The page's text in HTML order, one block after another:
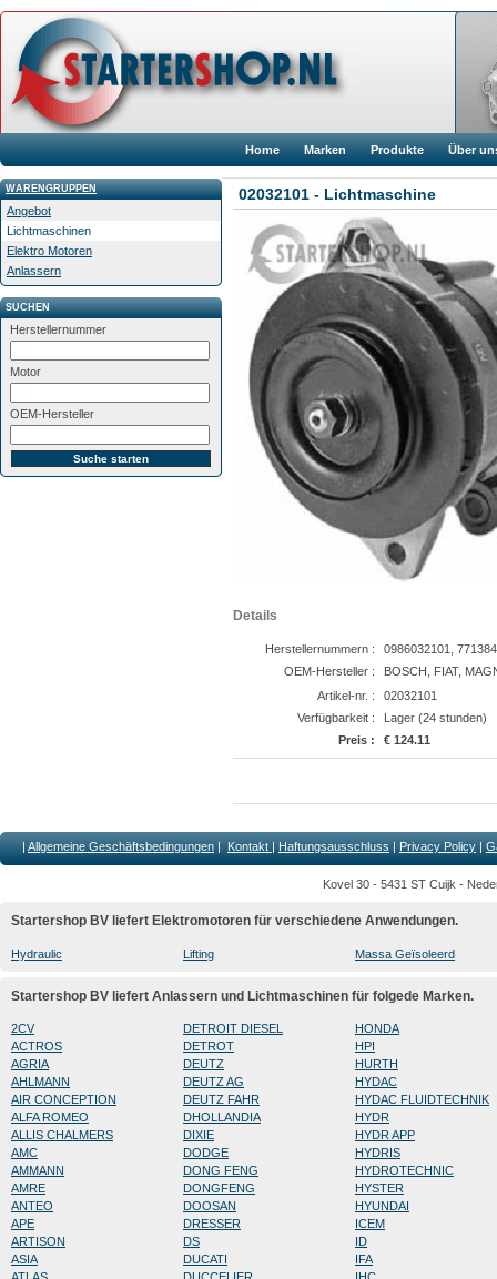
Home Marken Produkte Über
WARENGRUPPEN
Angebot
Lichtmaschinen
Elektro Motoren
Anlassern
SUCHEN
Herstellernummer
Motor
OEM-Hersteller
02032101 - Lichtmaschine
Details
Herstellernummern :
0986032101,
OEM-Hersteller :
BOSCH, FIAT,
Artikel-nr. :
02032101
Verfügbarkeit :
Lager (24 stunden)
Preis :
€ 124.11
| Allgemeine Geschäftsbedingungen | Kontakt | Haftungsausschluss | Privacy Policy |
Kovel 30 - 5431 ST Cuijk -
Startershop BV liefert Elektromotoren für verschiedene Anwendungen.
Hydraulic Lifting Massa Geïsoleerd
Startershop BV liefert Anlassern und Lichtmaschinen für folgede Marken.
2CV
ACTROS
AGRIA
AHLMANN
AIR CONCEPTION
ALFA ROMEO
ALLIS CHALMERS
AMC
AMMANN
AMRE
ANTEO
APE
ARTISON
ASIA
DETROIT DIESEL
DETROT
DEUTZ
DEUTZ AG
DEUTZ FAHR
DHOLLANDIA
DIXIE
DODGE
DONG FENG
DONGFENG
DOOSAN
DRESSER
DS
DUCATI
HONDA
HPI
HURTH
HYDAC
HYDAC FLUIDTECHNIK
HYDR
HYDR APP
HYDRIS
HYDROTECHNIC
HYSTER
HYUNDAI
ICEM
ID
IFA